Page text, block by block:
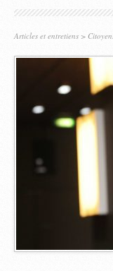
Articles et entretiens >